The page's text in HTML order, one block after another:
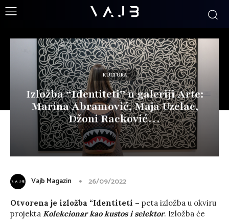
KULTURA
Izložba “Identiteti” u galeriji Arte:
Marina Abramović, Maja Uzelac,
Džoni Racković…
Vajb Magazin 26/09/2022
Otvorena je izložba “Identiteti – peta izložba u okviru
projekta Kolekcionar kao kustos i selektor. Izložba će